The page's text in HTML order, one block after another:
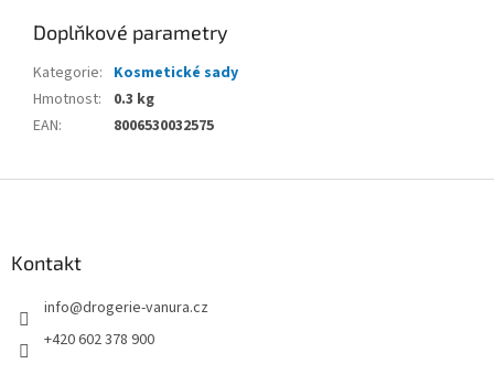
Doplňkové parametry
Kategorie: Kosmetické sady
Hmotnost:
0.3 kg
EAN: 8006530032575
Kontakt
info@drogerie-vanura.cz
+420 602 378 900